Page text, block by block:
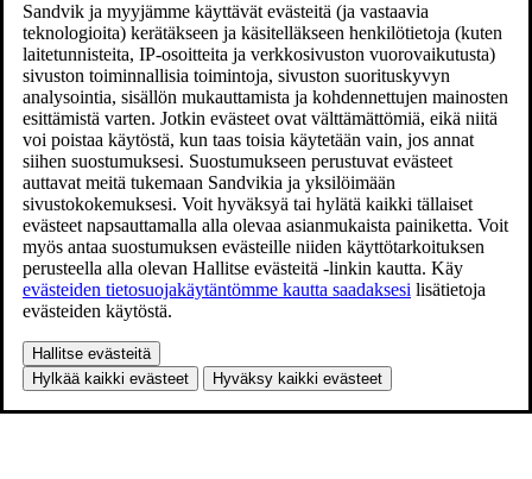
Sandvik ja myyjämme käyttävät evästeitä (ja vastaavia
teknologioita) kerätäkseen ja käsitelläkseen henkilötietoja (kuten
laitetunnisteita, IP-osoitteita ja verkkosivuston vuorovaikutusta)
sivuston toiminnallisia toimintoja, sivuston suorituskyvyn
analysointia, sisällön mukauttamista ja kohdennettujen mainosten
esittämistä varten. Jotkin evästeet ovat välttämättömiä, eikä niitä
voi poistaa käytöstä, kun taas toisia käytetään vain, jos annat
siihen suostumuksesi. Suostumukseen perustuvat evästeet
auttavat meitä tukemaan Sandvikia ja yksilöimään
sivustokokemuksesi. Voit hyväksyä tai hylätä kaikki tällaiset
evästeet napsauttamalla alla olevaa asianmukaista painiketta. Voit
myös antaa suostumuksen evästeille niiden käyttötarkoituksen
perusteella alla olevan Hallitse evästeitä -linkin kautta. Käy
evästeiden tietosuojakäytäntömme kautta saadaksesi lisätietoja
evästeiden käytöstä.
Hallitse evästeitä
Hylkää kaikki evästeet
Hyväksy kaikki evästeet